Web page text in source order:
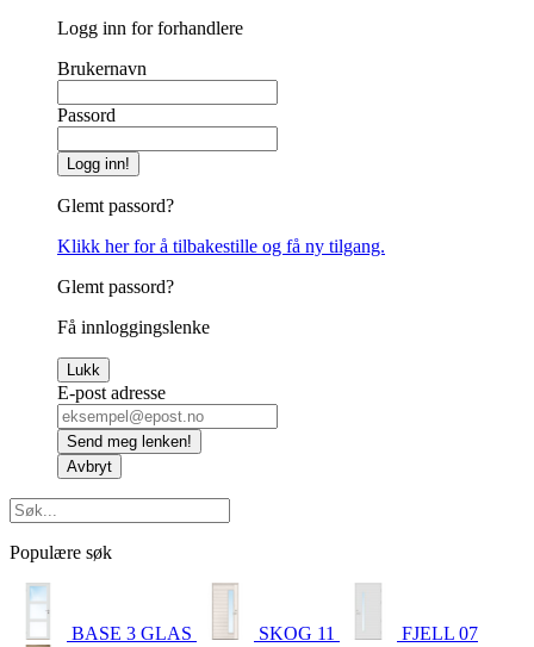
Logg inn for forhandlere
Brukernavn
Passord
Logg inn!
Glemt passord?
Klikk her for å tilbakestille og få ny tilgang.
Glemt passord?
Få innloggingslenke
Lukk
E-post adresse
Send meg lenken!
Avbryt
Populære søk
BASE 3 GLAS SKOG 11 FJELL 07